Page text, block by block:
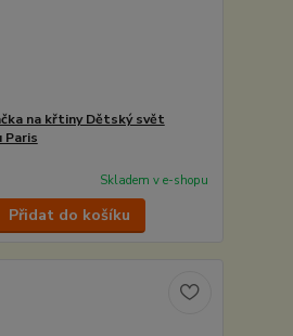
na křtiny Dětský svět
Paris
Skladem v e-shopu
Přidat do košíku